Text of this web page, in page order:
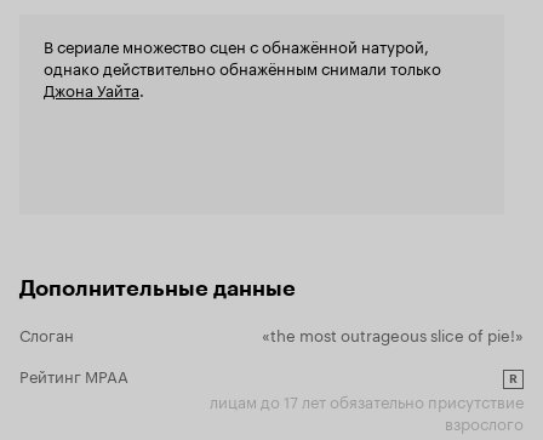
В сериале множество сцен с обнажённой натурой,
однако действительно обнажённым снимали только
Джона Уайта
Дополнительные данные
Слоган
«the most outrageous slice of pie!»
Рейтинг MPAA
R
лицам до 17 лет обязательно присутствие
взрослого